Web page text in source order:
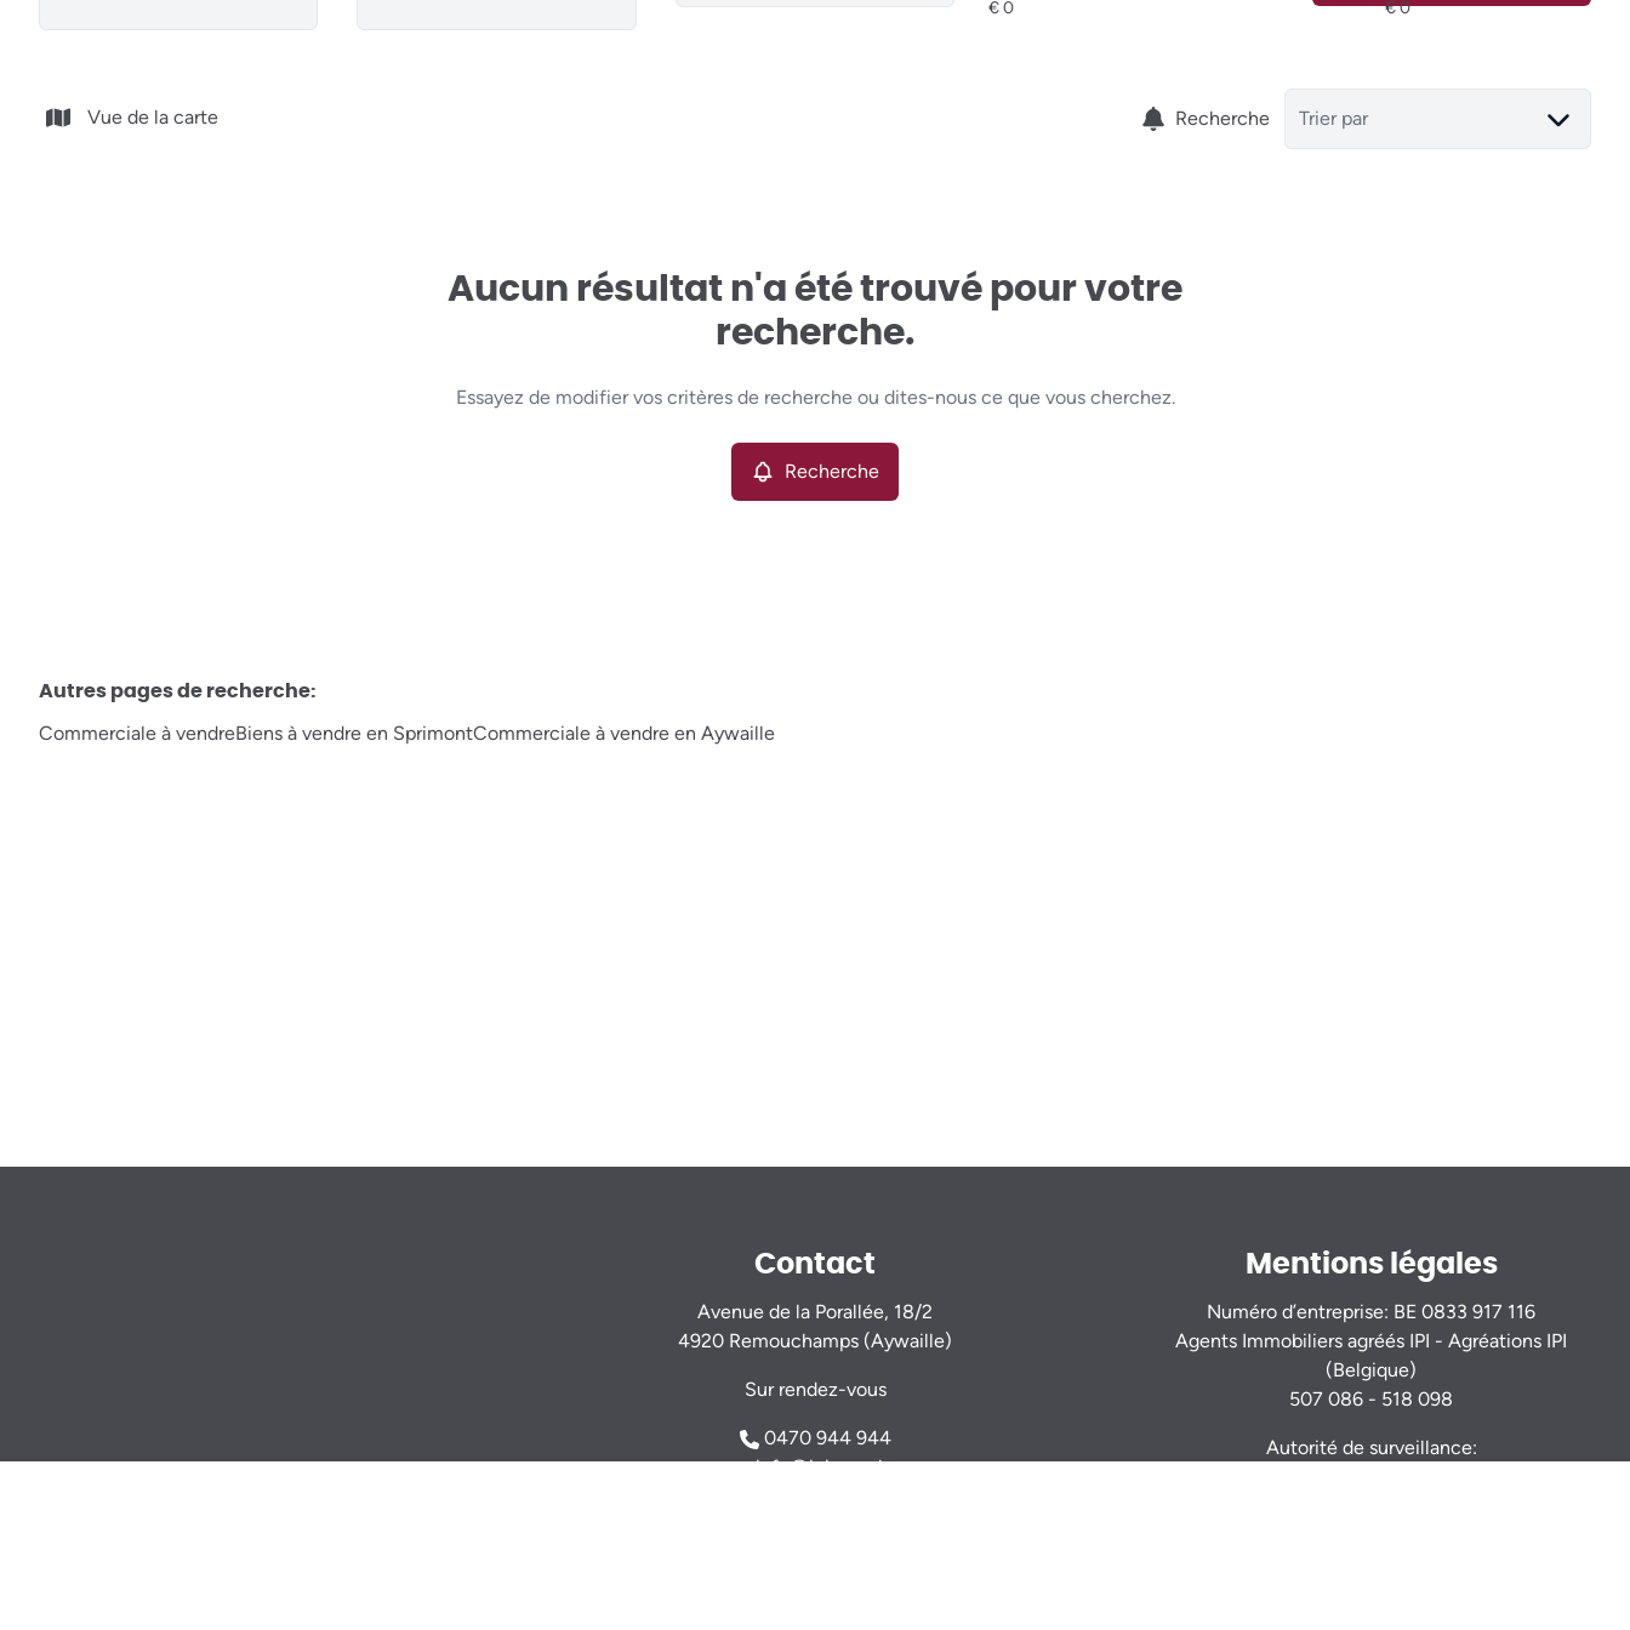
Vue de la carte Recherche Trier par
Aucun résultat n'a été trouvé pour votre
recherche.
Essayez de modifier vos critères de recherche ou dites-nous ce que vous cherchez.
Recherche
Autres pages de recherche:
Commerciale à vendreBiens à vendre en SprimontCommerciale à vendre en Aywaille
Contact
Avenue de la Porallée, 18/2
4920 Remouchamps (Aywaille)
Sur rendez-vous
0470 944 944
info@igimmo.be
Mentions légales
Numéro d’entreprise: BE 0833 917 116
Agents Immobiliers agréés IPI - Agréations IPI
(Belgique)
507 086 - 518 098
Autorité de surveillance: